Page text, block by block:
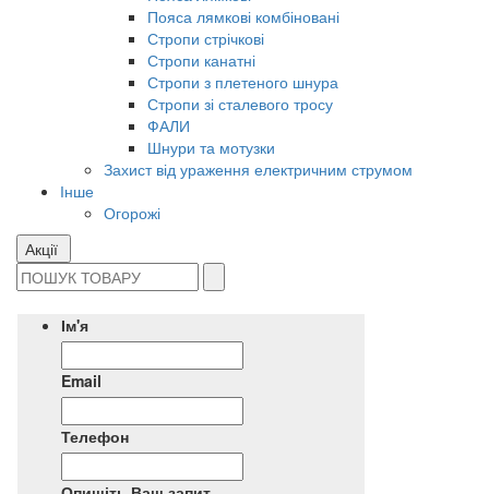
Пояса лямкові комбіновані
Стропи стрічкові
Стропи канатні
Стропи з плетеного шнура
Стропи зі сталевого тросу
ФАЛИ
Шнури та мотузки
Захист від ураження електричним струмом
Інше
Огорожі
Акції
Ім'я
Email
Телефон